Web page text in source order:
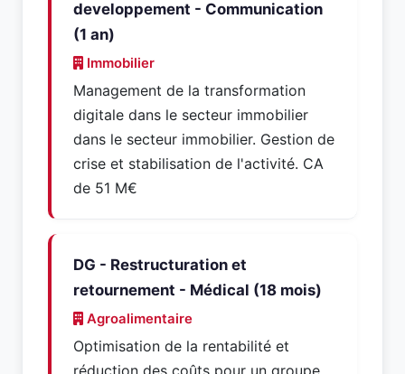
developpement - Communication
(1 an)
Immobilier
Management de la transformation
digitale dans le secteur immobilier
dans le secteur immobilier. Gestion de
crise et stabilisation de l'activité. CA
de 51 M€
DG - Restructuration et
retournement - Médical (18 mois)
Agroalimentaire
Optimisation de la rentabilité et
réduction des coûts pour un groupe